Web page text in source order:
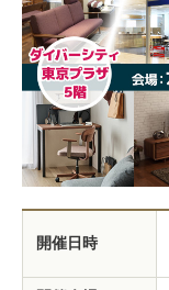
開催日時